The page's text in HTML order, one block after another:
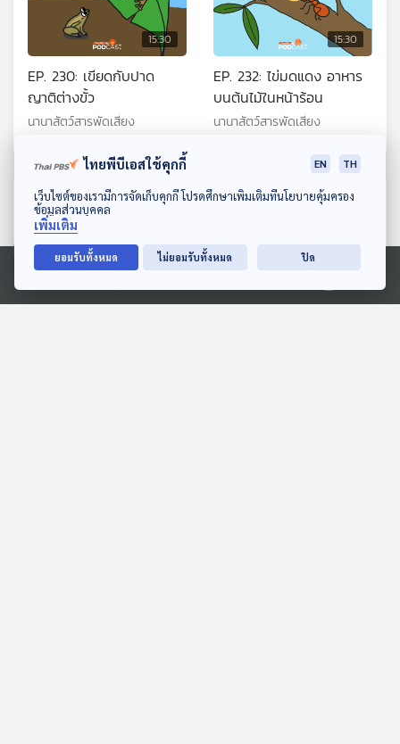
ดาวน์โหลด Thai PBS Podcast Application
Ⓒ 2020 องค์การกระจายเสียงและแพร่ภาพสาธารณะแห่งประเทศไทย
15:30
EP. 230: เขียดกับปาด
ญาติต่างขั้ว
นานาสัตว์สารพัดเสียง
15:30
EP. 232: ไข่มดแดง อาหาร
บนต้นไม้ในหน้าร้อน
นานาสัตว์สารพัดเสียง
ตอนที่เกี่ยวข้อง
ไทยพีบีเอสใช้คุกกี้ EN TH
เว็บไซต์ของเรามีการจัดเก็บคุกกี้ โปรดศึกษาเพิ่มเติมที่นโยบายคุ้มครอง
ข้อมูลส่วนบุคคล
เพิ่มเติม
ยอมรับทั้งหมด ไม่ยอมรับทั้งหมด ปิด